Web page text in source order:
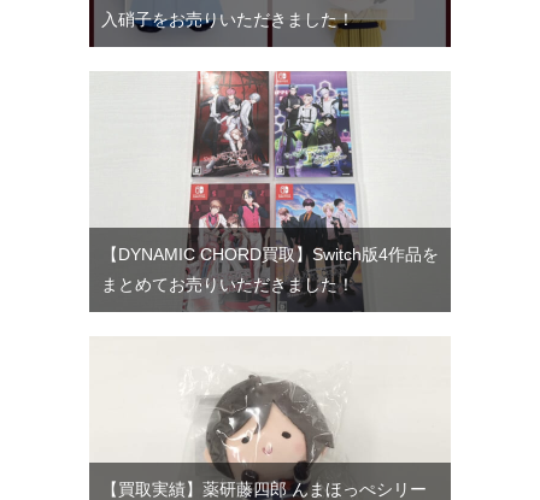
入硝子をお売りいただきました！
【DYNAMIC CHORD買取】Switch版4作品を
まとめてお売りいただきました！
【買取実績】薬研藤四郎 んまほっぺシリー